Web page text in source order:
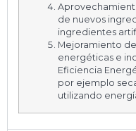
de nuevos
ingredientes
Mejoramiento
energéticas e
Eficiencia
por ejemplo
utilizando